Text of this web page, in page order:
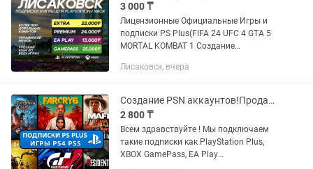
3 000 ₸
Лицензионные Официальные Игры и
подписки PS Plus(FIFA 24 UFC 4 GTA 5
MORTAL KOMBAT 1 Создание
PS5 PS4 Пo вcем вопросам писать p,
Лисаковск, вчера
Создание PSN аккаунтов!Продажа Игр Ps plus PS5 PS4 Gamepass xbox
2 800 ₸
Всем здравствуйте ! Мы подключаем
такие подписки как PlayStation Plus,
XBOX GamePass, EA Play